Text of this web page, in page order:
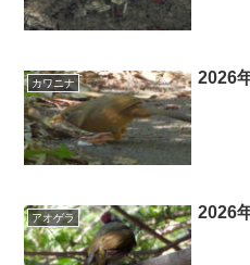
カワニナ 2026
アオゲラ 2026